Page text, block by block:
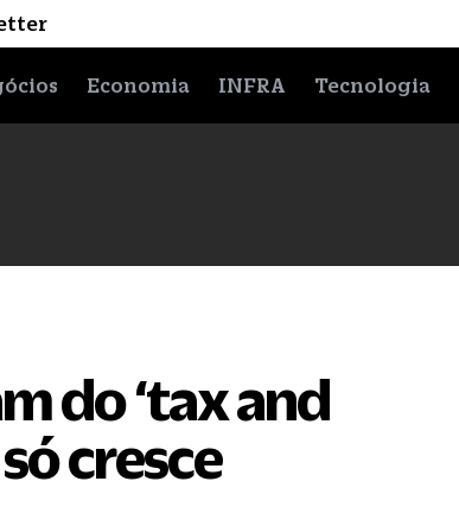
Economia INFRA Tecnologia
do ‘tax and
cresce